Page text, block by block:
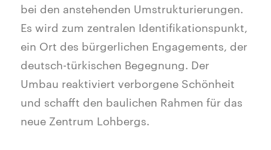
bei den anstehenden Umstrukturierungen.
Es wird zum zentralen Identifikationspunkt,
ein Ort des bürgerlichen Engagements, der
deutsch-türkischen Begegnung. Der
Umbau reaktiviert verborgene Schönheit
und schafft den baulichen Rahmen für das
neue Zentrum Lohbergs.